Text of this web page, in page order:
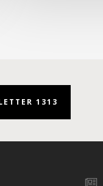
1313